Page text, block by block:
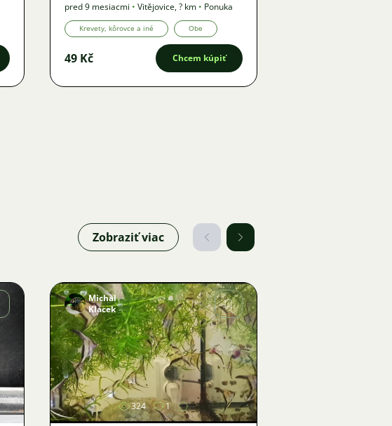
pred 9 mesiacmi • Vitějovice,? km • Ponuka
Krevety, kôrovce a iné Obe
49 Kč Chcem kúpiť
Zobraziť viac
Obrázok
Michal
Klacek
324 1